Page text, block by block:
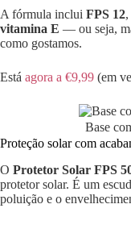
A fórmula inclui FPS 12
vitamina E — ou seja,
como gostamos.
Está agora a €9,99 (em
Base
Proteção solar com
O Protetor Solar FPS
protetor solar. É um
poluição e o